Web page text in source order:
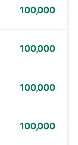
100,000
100,000
100,000
100,000